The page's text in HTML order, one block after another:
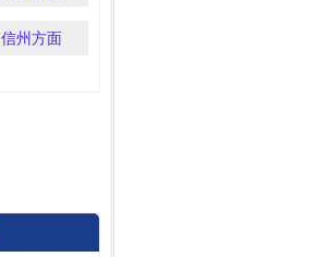
信州方面